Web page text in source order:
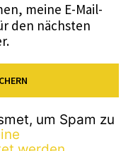
meine E-Mail-
den nächsten
um Spam zu